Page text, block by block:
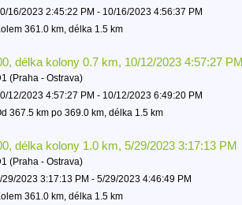
16/2023 2:45:22 PM - 10/16/2023 4:56:37 PM
361.0 km, délka 1.5 km
délka kolony 0.7 km, 10/12/2023 4:57:27 PM
(Praha - Ostrava)
12/2023 4:57:27 PM - 10/12/2023 6:49:20 PM
367.5 km po 369.0 km, délka 1.5 km
délka kolony 1.0 km, 5/29/2023 3:17:13 PM
(Praha - Ostrava)
29/2023 3:17:13 PM - 5/29/2023 4:46:49 PM
361.0 km, délka 1.5 km